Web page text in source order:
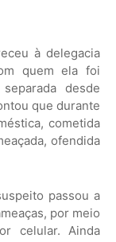
à delegacia
quem ela foi
desde
que durante
cometida
ofendida
passou a
por meio
celular. Ainda